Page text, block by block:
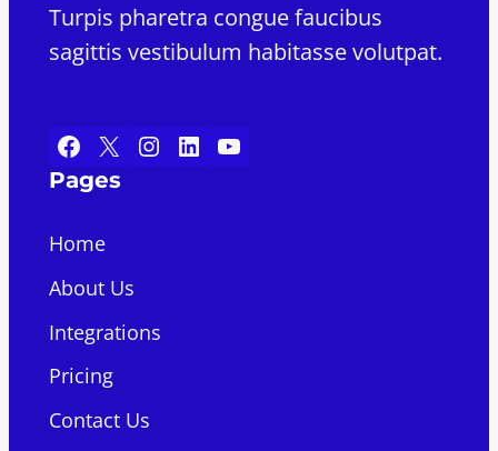
Turpis pharetra congue faucibus
sagittis vestibulum habitasse volutpat.
Facebook X Instagram LinkedIn YouTube
Pages
Home
About Us
Integrations
Pricing
Contact Us